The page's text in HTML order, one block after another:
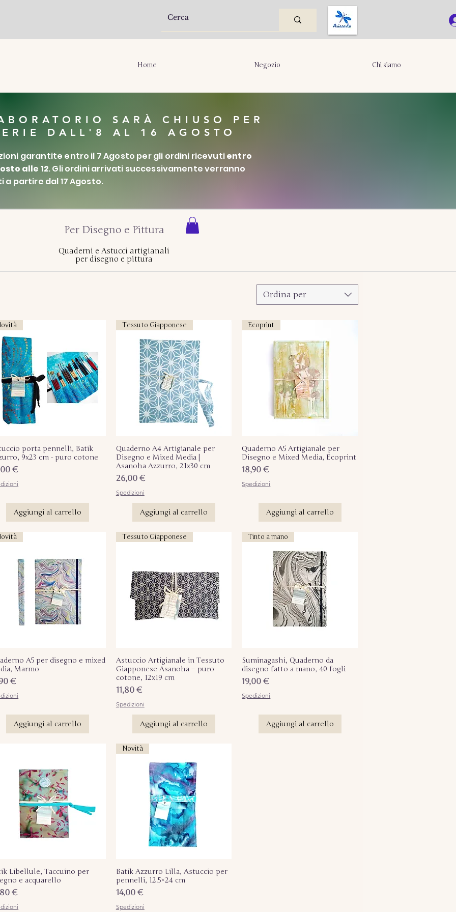
Home Negozio Chi siamo
SARÀ CHIUSO PER
DALL'8 AL 16 AGOSTO
garantite entro il 7 Agosto per gli ordini ricevutientro
alle 12. Gli ordini arrivati successivamente verranno
a partire dal 17 Agosto.
Per Disegno e Pittura
Quaderni e Astucci artigianali
per disegno e pittura
Ordina per
Vista rapida
porta pennelli, Batik
9x23 cm - puro cotone
€
Aggiungi al carrello
Vista rapida
Tessuto Giapponese
Quaderno A4 Artigianale per
Disegno e Mixed Media |
Asanoha Azzurro, 21x30 cm
Prezzo
26,00 €
Spedizioni
Aggiungi al carrello
Vista rapida
Ecoprint
Quaderno A5 Artigianale per
Disegno e Mixed Media, Ecoprint
Prezzo
18,90 €
Spedizioni
Aggiungi al carrello
Vista rapida
A5 per disegno e mixed
Marmo
€
Aggiungi al carrello
Vista rapida
Tessuto Giapponese
Astuccio Artigianale in Tessuto
Giapponese Asanoha – puro
cotone, 12x19 cm
Prezzo
11,80 €
Spedizioni
Aggiungi al carrello
Vista rapida
Tinto a mano
Suminagashi, Quaderno da
disegno fatto a mano, 40 fogli
Prezzo
19,00 €
Spedizioni
Aggiungi al carrello
Vista rapida
Libellule, Taccuino per
e acquarello
€
Vista rapida
Novità
Batik Azzurro Lilla, Astuccio per
pennelli, 12.5×24 cm
Prezzo
14,00 €
Spedizioni